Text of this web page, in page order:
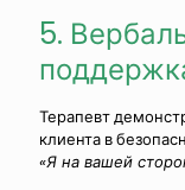
5.
Терапевт
клиента в
«Я на вашей